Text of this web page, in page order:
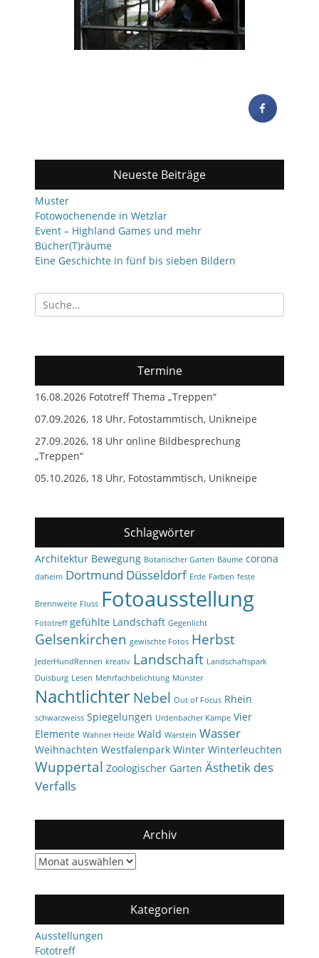
Neueste Beiträge
Muster
Fotowochenende in Wetzlar
Event – Highland Games und mehr
Bücher(T)räume
Eine Geschichte in fünf bis sieben Bildern
Suchen
nach:
Termine
16.08.2026 Fototreff Thema „Treppen“
07.09.2026, 18 Uhr, Fotostammtisch, Unikneipe
27.09.2026, 18 Uhr online Bildbesprechung
„Treppen“
05.10.2026, 18 Uhr, Fotostammtisch, Unikneipe
Schlagwörter
Architektur Bewegung Botanischer Garten Bäume corona
daheim Dortmund Düsseldorf Erde Farben feste
Brennweite Fluss Fotoausstellung
Fototreff gefühlte Landschaft Gegenlicht
Gelsenkirchen gewischte Fotos Herbst
JederHundRennen kreativ Landschaft Landschaftspark
Duisburg Lesen Mehrfachbelichtung Münster
NachtlichterNebel Out of Focus Rhein
schwarzweiss Spiegelungen Urdenbacher Kämpe Vier
Elemente Wahner Heide Wald Warstein Wasser
Weihnachten Westfalenpark Winter Winterleuchten
Wuppertal Zoologischer Garten Ästhetik des
Verfalls
Archiv
Archiv
Kategorien
Ausstellungen
Fototreff